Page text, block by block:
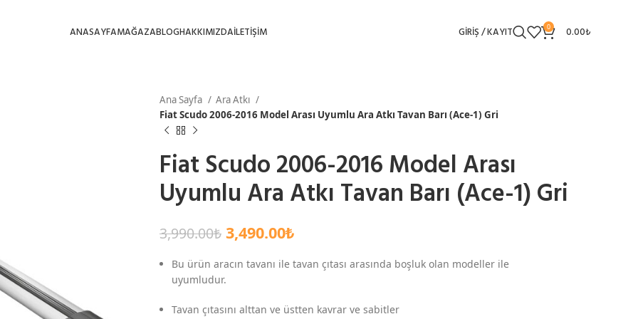
ANASAYFAMAĞAZABLOGHAKKIMIZDAİLETİŞİM GIRIŞ / KAYIT 0 0.00₺
Ana Sayfa
Ara Atkı
Fiat Scudo 2006-2016 Model Arası Uyumlu Ara Atkı Tavan Barı (Ace-1) Gri
Fiat Scudo 2006-2016 Model Arası
Uyumlu Ara Atkı Tavan Barı (Ace-1) Gri
3,990.00₺ 3,490.00₺
Bu ürün aracın tavanı ile tavan çıtası arasında boşluk olan modeller ile
uyumludur.
Tavan çıtasını alttan ve üstten kavrar ve sabitler